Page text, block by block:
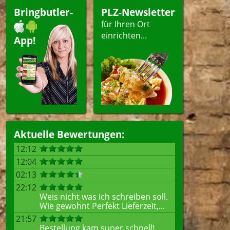
Bringbutler-
App!
PLZ-Newsletter
für Ihren Ort
einrichten...
Aktuelle Bewertungen:
12:12
12:04
02:13
22:12
Weis nicht was ich schreiben soll.
Wie gewohnt Perfekt Lieferzeit,...
21:57